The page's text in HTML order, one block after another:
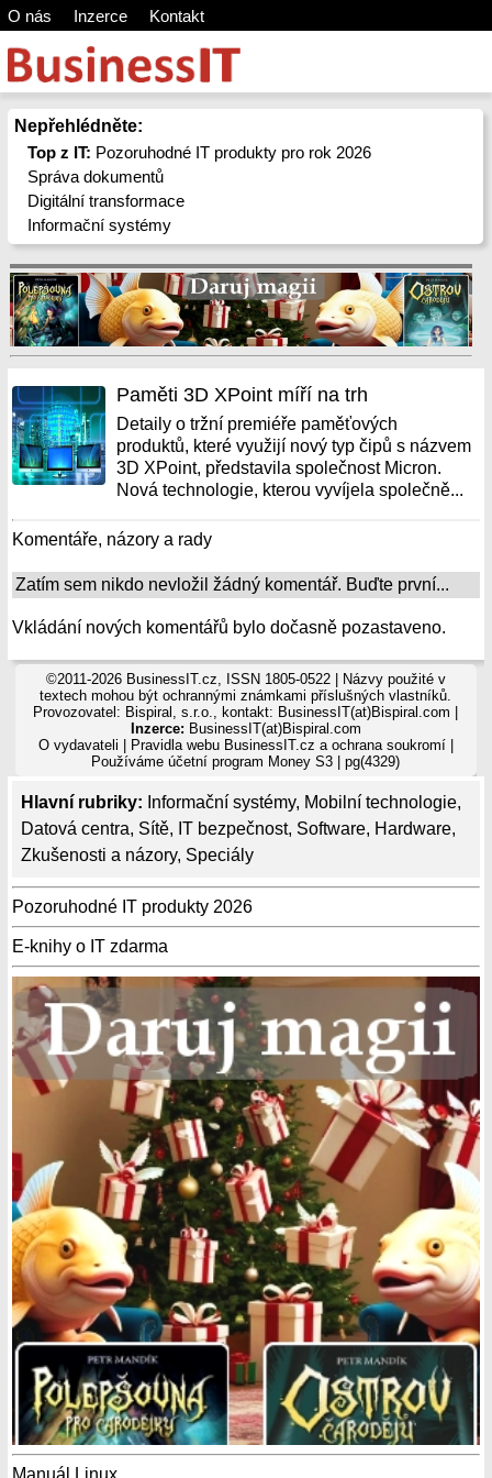
O nás Inzerce Kontakt
Nepřehlédněte:
Top z IT: Pozoruhodné IT produkty pro rok 2026
Správa dokumentů
Digitální transformace
Informační systémy
Hlavní rubriky: Informační systémy, Mobilní technologie,
Datová centra, Sítě, IT bezpečnost, Software, Hardware,
Zkušenosti a názory, Speciály
Pozoruhodné IT produkty 2026
E-knihy o IT zdarma
Manuál Linux
Paměti 3D XPoint míří na trh
Detaily o tržní premiéře paměťových
produktů, které využijí nový typ čipů s názvem
3D XPoint, představila společnost Micron.
Nová technologie, kterou vyvíjela společně...
Komentáře, názory a rady
Zatím sem nikdo nevložil žádný komentář. Buďte první...
Vkládání nových komentářů bylo dočasně pozastaveno.
©2011-2026 BusinessIT.cz, ISSN 1805-0522 | Názvy použité v
textech mohou být ochrannými známkami příslušných vlastníků.
Provozovatel: Bispiral, s.r.o., kontakt: BusinessIT(at)Bispiral.com |
Inzerce: BusinessIT(at)Bispiral.com
O vydavateli
Pravidla webu BusinessIT.cz a ochrana soukromí|
Používámeúčetní program Money S3 | pg(4329)